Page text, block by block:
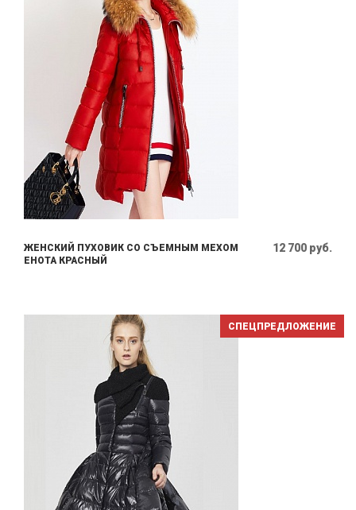
ЖЕНСКИЙ ПУХОВИК СО СЪЕМНЫМ МЕХОМ
ЕНОТА КРАСНЫЙ
12 700 руб.
СПЕЦПРЕДЛОЖЕНИЕ